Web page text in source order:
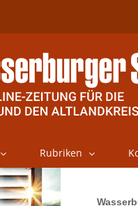
Rubriken